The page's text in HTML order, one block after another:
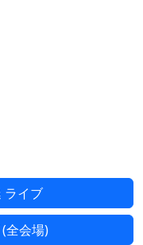
ライブ
全会場)